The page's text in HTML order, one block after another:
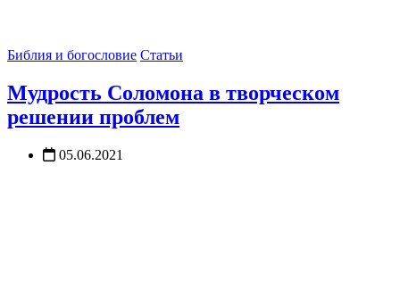
Библия и богословие Статьи
Мудрость Соломона в творческом
решении проблем
05.06.2021